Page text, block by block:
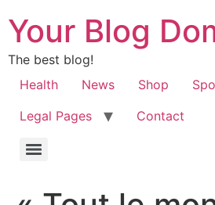
Your Blog
The best blog!
Health
News Shop
Legal Pages
Contact